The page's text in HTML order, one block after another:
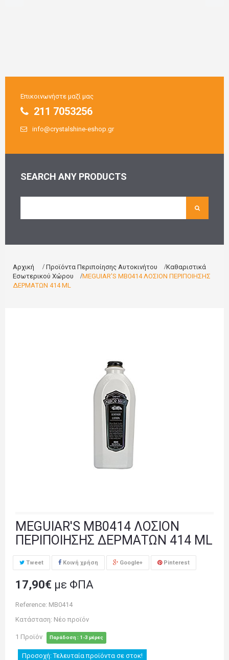
Επικοινωνήστε μαζί μας
211 7053256
info@crystalshine-eshop.gr
SEARCH ANY PRODUCTS
Αρχική Προϊόντα Περιποίησης Αυτοκινήτου
Καθαριστικά
Εσωτερικού Χώρου
MEGUIAR'S MB0414 ΛΟΣΙΟΝ ΠΕΡΙΠΟΙΗΣΗΣ
ΔΕΡΜΑΤΩΝ 414 ML
MEGUIAR'S MB0414 ΛΟΣΙΟΝ
ΠΕΡΙΠΟΙΗΣΗΣ ΔΕΡΜΑΤΩΝ 414 ML
Tweet Κοινή χρήση Google+ Pinterest
17,90€ με ΦΠΑ
Reference: MB0414
Κατάσταση: Νέο προϊόν
1 Προϊόν Παράδοση : 1-3 μέρες
Προσοχή: Τελευταία προϊόντα σε στοκ!